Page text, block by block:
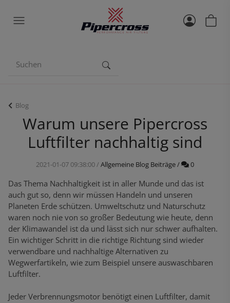
Blog
Warum unsere Pipercross
Luftfilter nachhaltig sind
2021-01-07 09:38:00/ Allgemeine Blog Beiträge/ Kommentare
0
Das Thema Nachhaltigkeit ist in aller Munde und das ist
auch gut so, denn wir müssen Handeln und unseren
Planeten Erde schützen. Umweltschutz und Naturschutz
waren noch nie von so großer Bedeutung wie heute, denn
der Klimawandel ist da und lässt sich nur schwer aufhalten.
Ein wichtiger Schritt in die richtige Richtung sind wieder
verwendbare und nachhaltige Alternativen zu
Wegwerfartikeln, wie zum Beispiel unsere auswaschbaren
Luftfilter.
Jeder Verbrennungsmotor benötigt einen Luftfilter, damit